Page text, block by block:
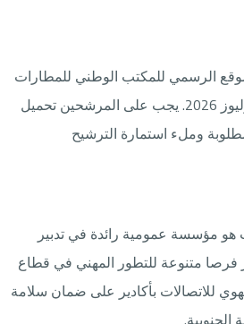
الرسمي للمكتب الوطني للمطارات
www.onda.ma قبل 22 يوليوز 2026. يجب على المرشحين تحميل
وملء استمارة الترشيح
هو مؤسسة عمومية رائدة في تدبير
فرصا متنوعة للتطور المهني في قطاع
للاتصالات بأكادير على ضمان سلامة